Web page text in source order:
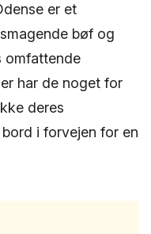
er et
bøf og
omfattende
har de noget for
deres
i forvejen for en